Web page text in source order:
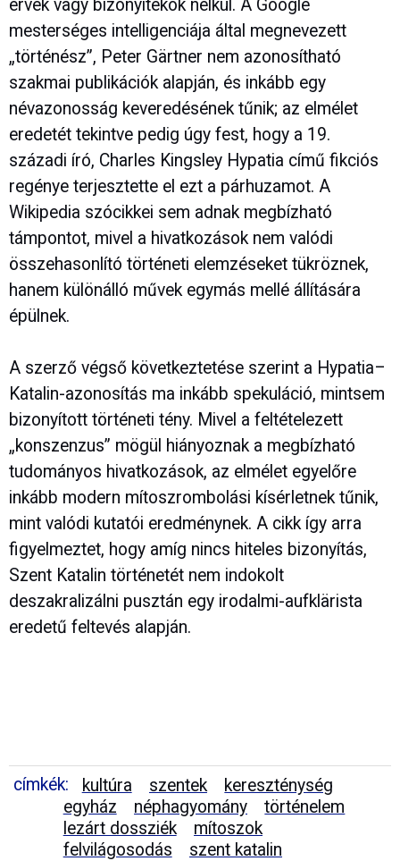
érvek vagy bizonyítékok nélkül. A Google
mesterséges intelligenciája által megnevezett
„történész”, Peter Gärtner nem azonosítható
szakmai publikációk alapján, és inkább egy
névazonosság keveredésének tűnik; az elmélet
eredetét tekintve pedig úgy fest, hogy a 19.
századi író, Charles Kingsley Hypatia című fikciós
regénye terjesztette el ezt a párhuzamot. A
Wikipedia szócikkei sem adnak megbízható
támpontot, mivel a hivatkozások nem valódi
összehasonlító történeti elemzéseket tükröznek,
hanem különálló művek egymás mellé állítására
épülnek.
A szerző végső következtetése szerint a Hypatia–
Katalin-azonosítás ma inkább spekuláció, mintsem
bizonyított történeti tény. Mivel a feltételezett
„konszenzus” mögül hiányoznak a megbízható
tudományos hivatkozások, az elmélet egyelőre
inkább modern mítoszrombolási kísérletnek tűnik,
mint valódi kutatói eredménynek. A cikk így arra
figyelmeztet, hogy amíg nincs hiteles bizonyítás,
Szent Katalin történetét nem indokolt
deszakralizálni pusztán egy irodalmi-aufklärista
eredetű feltevés alapján.
címkék: kultúra szentek
kereszténység
egyház
néphagyomány
történelem
lezárt dossziék
mítoszok
felvilágosodás
szent katalin